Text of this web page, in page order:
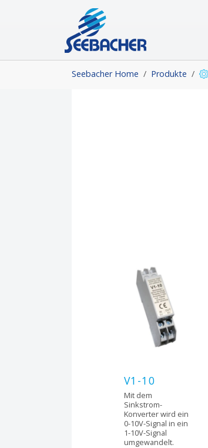
Skip to main navigation
Seebacher Home Produkte
V1-10
Mit dem
Sinkstrom-
Konverter wird ein
0-10V-Signal in ein
1-10V-Signal
umgewandelt.